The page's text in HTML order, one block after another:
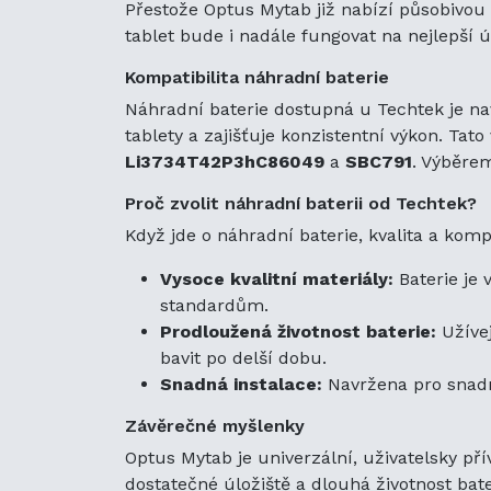
Přestože Optus Mytab již nabízí
tablet bude i nadále fungovat na nejlepší
Kompatibilita náhradní baterie
Náhradní baterie dostupná u Techtek je
tablety a zajišťuje konzistentní výkon.
Li3734T42P3hC86049 a SBC791.
Proč zvolit náhradní baterii od Techtek?
Když jde o náhradní baterie, kvalita a
Vysoce kvalitní materiály: Baterie je
standardům.
Prodloužená životnost baterie:
bavit po delší dobu.
Snadná instalace: Navržena pro
Závěrečné myšlenky
Optus Mytab je univerzální, uživatelsky
dostatečné úložiště a dlouhá životnost